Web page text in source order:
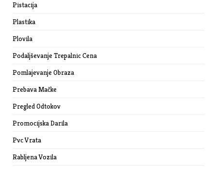
Pistacija
Plastika
Plovila
Podaljševanje Trepalnic Cena
Pomlajevanje Obraza
Prebava Mačke
Pregled Odtokov
Promocijska Darila
Pvc Vrata
Rabljena Vozila